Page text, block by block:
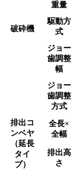
破砕機
重量
駆動方
式
ジョー
歯調整
幅
ジョー
歯調整
方式
排出コ
ンベヤ
（延長
タイ
プ）
全長×
全幅
排出高
さ